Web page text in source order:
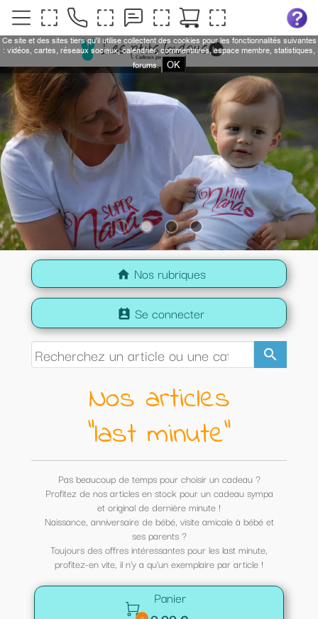
home Nos rubriques
search
perm_contact_calendar Se connecter
Nos articles
"last minute"
Pas beaucoup de temps pour choisir un cadeau ?
Profitez de nos articles en stock pour un cadeau sympa
et original de dernière minute !
Naissance, anniversaire de bébé, visite amicale à bébé et
ses parents ?
Toujours des offres intéressantes pour les last minute,
profitez-en vite, il n'y a qu'un exemplaire par article !

Panier
Ce site et des sites tiers qu'il utilise collectent des cookies pour les fonctionnalités suivantes
: vidéos, cartes, réseaux sociaux, calendrier, commentaires, espace membre, statistiques,
forums.
OK